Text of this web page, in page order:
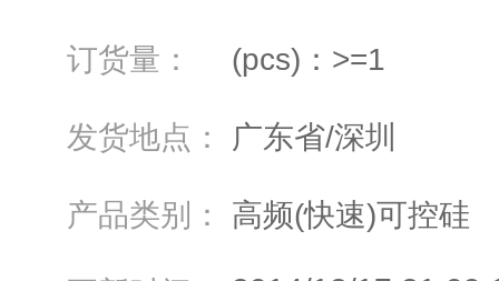
订货量： (pcs)：>=1
发货地点： 广东省/深圳
产品类别： 高频(快速)可控硅